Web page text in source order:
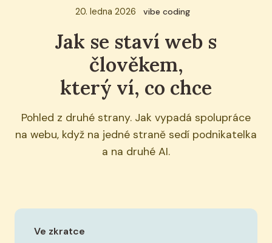
20. ledna 2026 vibe coding
Jak se staví web s
člověkem,
který ví, co chce
Pohled z druhé strany. Jak vypadá spolupráce
na webu, když na jedné straně sedí podnikatelka
a na druhé AI.
Ve zkratce